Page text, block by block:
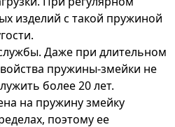
изделий с такой пружиной
Даже при длительном
пружины-змейки не
более 20 лет.
на пружину змейку
поэтому ее